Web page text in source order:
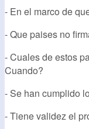
- En el marco de
- Que paises no
- Cuales de estos
Cuando?
- Se han cumplido
- Tiene validez el